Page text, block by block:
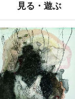
見る・遊ぶ